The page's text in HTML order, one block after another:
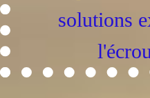
solutions